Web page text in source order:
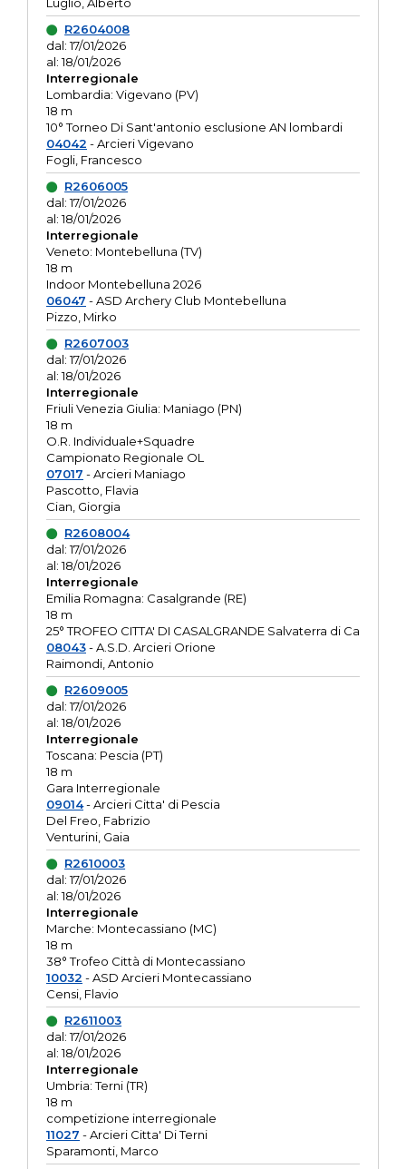
R2604008
dal: 17/01/2026
al: 18/01/2026
Interregionale
Lombardia: Vigevano (PV)
18 m
10° Torneo Di Sant'antonio esclusione AN lombardi
04042 - Arcieri Vigevano
Fogli, Francesco
R2606005
dal: 17/01/2026
al: 18/01/2026
Interregionale
Veneto: Montebelluna (TV)
18 m
Indoor Montebelluna 2026
06047 - ASD Archery Club Montebelluna
Pizzo, Mirko
R2607003
dal: 17/01/2026
al: 18/01/2026
Interregionale
Friuli Venezia Giulia: Maniago (PN)
18 m
O.R. Individuale+Squadre
Campionato Regionale OL
07017 - Arcieri Maniago
Pascotto, Flavia
Cian, Giorgia
R2608004
dal: 17/01/2026
al: 18/01/2026
Interregionale
Emilia Romagna: Casalgrande (RE)
18 m
25° TROFEO CITTA' DI CASALGRANDE Salvaterra di Ca
08043- A.S.D. Arcieri Orione
Raimondi, Antonio
R2609005
dal: 17/01/2026
al: 18/01/2026
Interregionale
Toscana: Pescia (PT)
18 m
Gara Interregionale
09014- Arcieri Citta' di Pescia
Del Freo, Fabrizio
Venturini, Gaia
R2610003
dal: 17/01/2026
al: 18/01/2026
Interregionale
Marche: Montecassiano (MC)
18 m
38° Trofeo Città di Montecassiano
10032 - ASD Arcieri Montecassiano
Censi, Flavio
R2611003
dal: 17/01/2026
al: 18/01/2026
Interregionale
Umbria: Terni (TR)
18 m
competizione interregionale
11027 - Arcieri Citta' Di Terni
Sparamonti, Marco